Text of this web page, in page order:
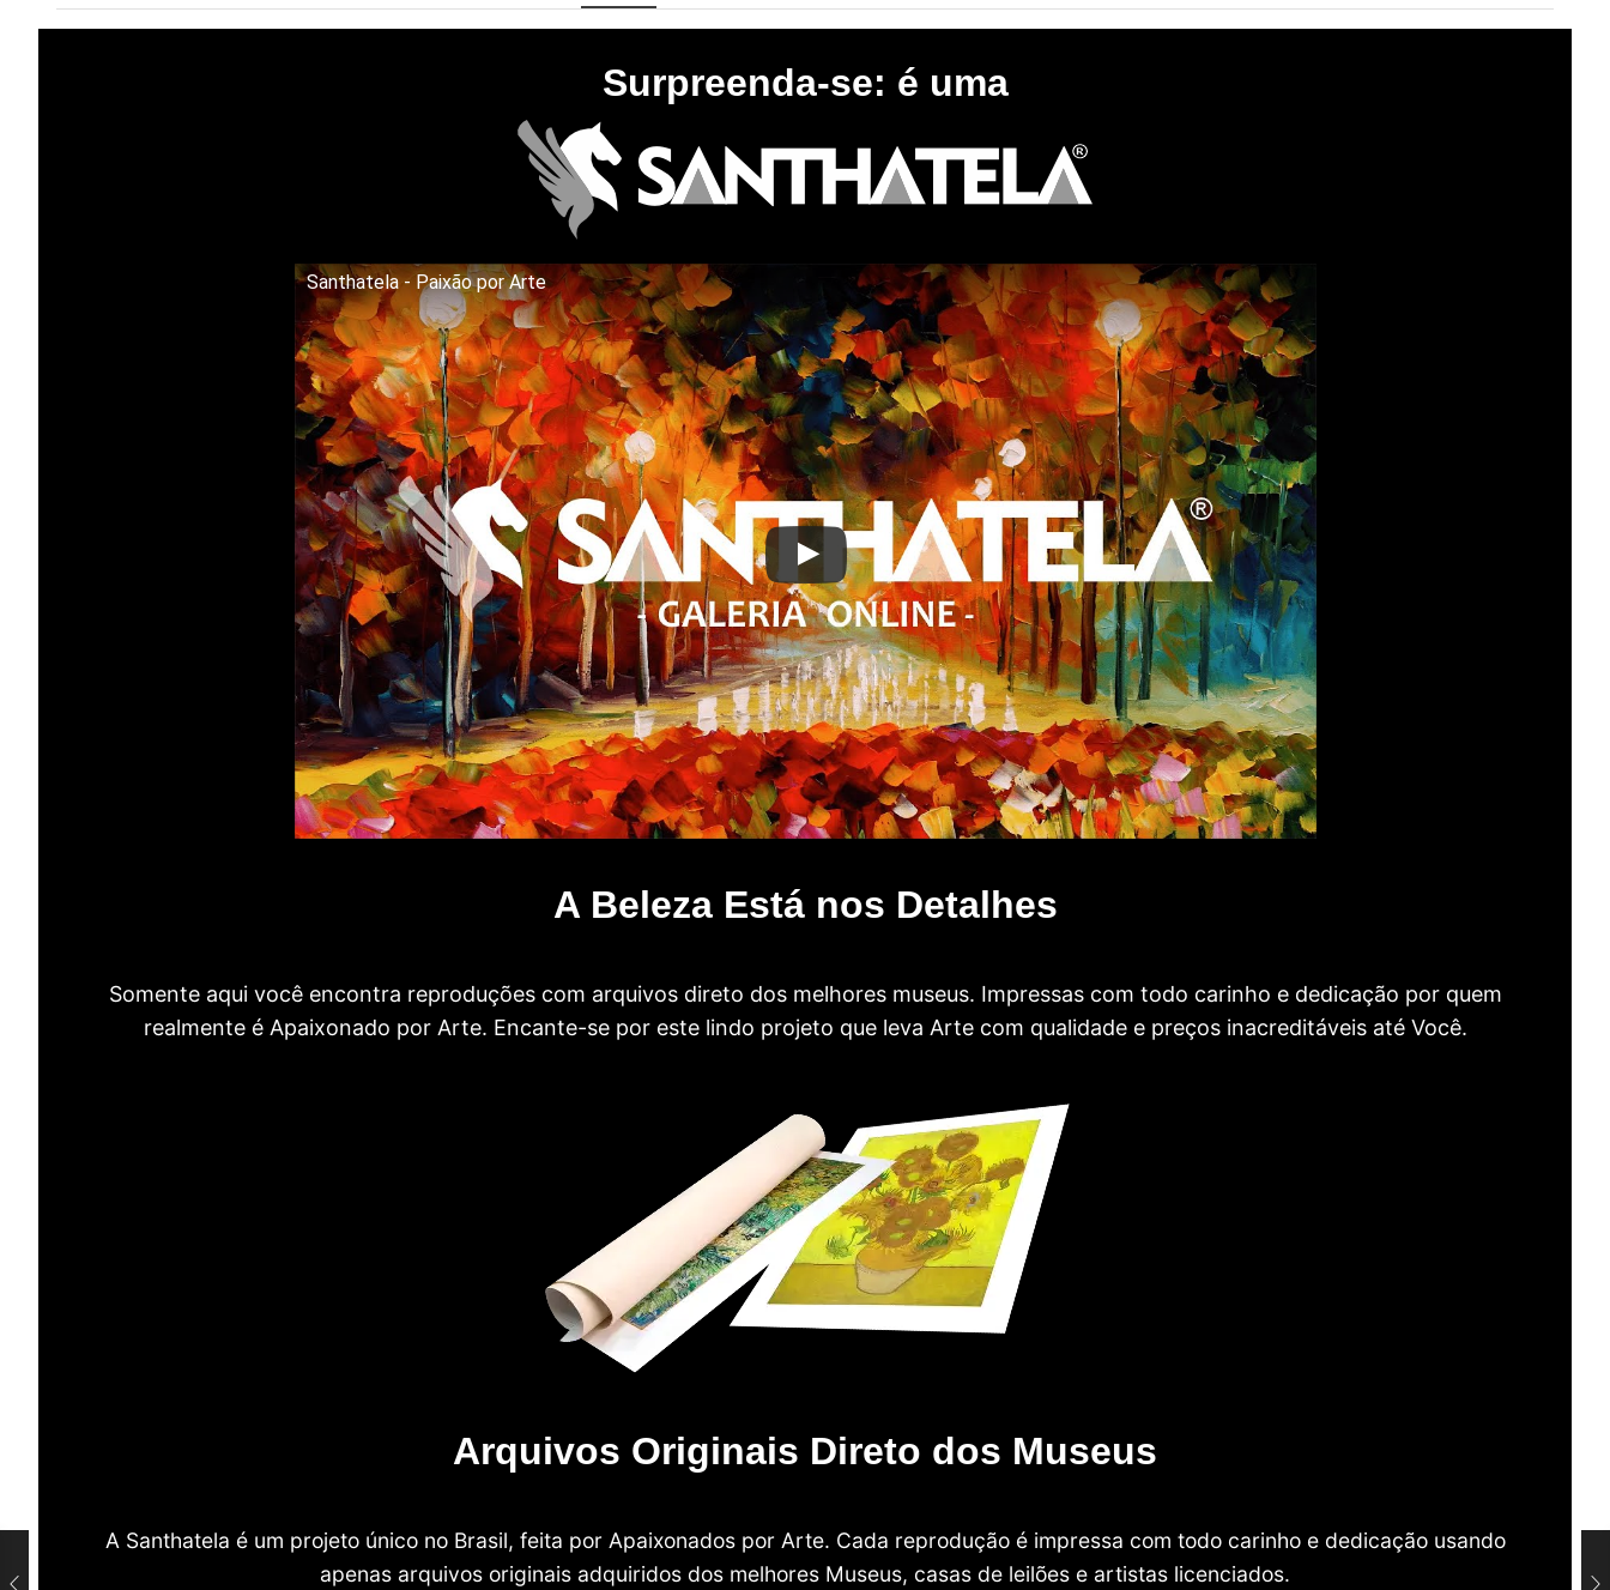
Surpreenda-se: é uma
Santhatela - Paixão por Arte
A Beleza Está nos Detalhes
Somente aqui você encontra reproduções com arquivos direto dos melhores museus. Impressas com todo carinho e dedicação por quem
realmente é Apaixonado por Arte. Encante-se por este lindo projeto que leva Arte com qualidade e preços inacreditáveis até Você.
Arquivos Originais Direto dos Museus
A Santhatela é um projeto único no Brasil, feita por Apaixonados por Arte. Cada reprodução é impressa com todo carinho e dedicação usando
apenas arquivos originais adquiridos dos melhores Museus, casas de leilões e artistas licenciados.